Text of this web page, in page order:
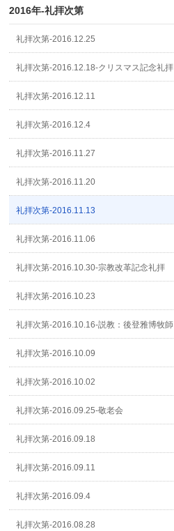
2016年-礼拝次第
礼拝次第-2016.12.25
礼拝次第-2016.12.18-クリスマス記念礼拝
礼拝次第-2016.12.11
礼拝次第-2016.12.4
礼拝次第-2016.11.27
礼拝次第-2016.11.20
礼拝次第-2016.11.13
礼拝次第-2016.11.06
礼拝次第-2016.10.30-宗教改革記念礼拝
礼拝次第-2016.10.23
礼拝次第-2016.10.16-説教：後登雅博牧師
礼拝次第-2016.10.09
礼拝次第-2016.10.02
礼拝次第-2016.09.25-敬老会
礼拝次第-2016.09.18
礼拝次第-2016.09.11
礼拝次第-2016.09.4
礼拝次第-2016.08.28